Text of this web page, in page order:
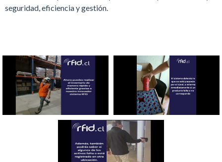
seguridad, eficiencia y gestión.